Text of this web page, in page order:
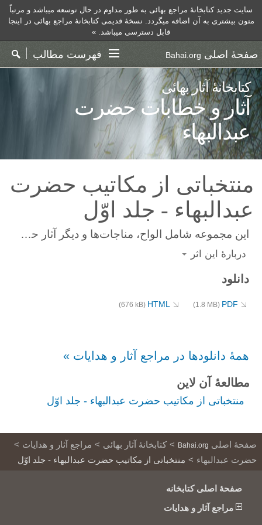
سایت جدید کتابخانهٔ مراجع بهائی به طور مداوم در حال توسعه میباشد و مرتباً
متون بیشتری به آن اضافه میگردد. نسخۀ قدیمی کتابخانهٔ مراجع بهائی در اینجا
قابل دسترسی میباشد. »
کتابخانهٔ آثار بهائی
آثار و خطابات حضرت
عبدالبهاء
منتخباتى از مكاتيب حضرت
عبدالبهاء - جلد اوّل
این مجموعه شامل الواح، مناجات‌ها و دیگر آثار حضرت عبدالبهاء است.
دربارۀ این اثر
دانلود
PDF
(1.8 MB)
HTML
(676 kB)
همهٔ دانلودها در مراجع آثار و هدایات »
مطالعۀ آن لاین
منتخباتى از مكاتيب حضرت عبدالبهاء - جلد اوّل
صفحۀ اصلی Bahai.org فهرست مطالب
صفحۀ اصلی Bahai.org کتابخانهٔ آثار بهائی
مراجع آثار و هدایات
حضرت عبدالبهاء
منتخباتى از مكاتيب حضرت عبدالبهاء - جلد اوّل
صفحهٔ اصلی کتابخانه
مراجع آثار و هدایات